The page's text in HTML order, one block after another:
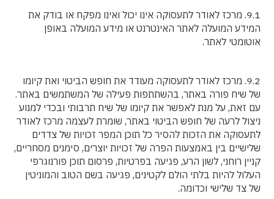
9.1. מרכז לאודר לתעסוקה אינו יכול ואינו מפקח או בודק את
המידע המועלה לאתר האינטרנט או מידע המועלה באופן
אוטומטי לאתר.
9.2. מרכז לאודר לתעסוקה מעודד את חופש הביטוי ואת קיומו
של שיח פורה באתר, בהשתתפות פעילה של המשתמשים באתר.
עם זאת, על מנת לאפשר את קיומו של שיח תרבותי ובכדי למנוע
ניצול לרעה של חופש הביטוי באתר, שומרת לעצמה מרכז לאודר
לתעסוקה את הזכות להסיר כל תוכן המפר זכויות של צדדים
שלישיים בין באמצעות הפרה של זכויות יוצרים, סימנים מסחריים,
קניין רוחני, לשון הרע, פגיעה בפרטיות, פרסום תוכן פורנוגרפי
העלול להיות בלתי הולם לקטינים, פגיעה בשם הטוב והמוניטין
של צד שלישי וכדומה.